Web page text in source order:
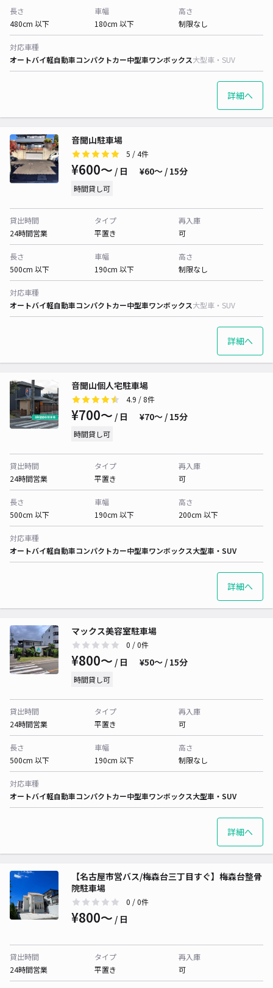
長さ
480cm 以下
車幅
180cm 以下
高さ
制限なし
対応車種
オートバイ軽自動車コンパクトカー中型車ワンボックス大型車・SUV
詳細へ
音聞山駐車場
5 / 4件
¥600〜 / 日 ¥60〜 / 15分
時間貸し可
貸出時間
24時間営業
タイプ
平置き
再入庫
可
長さ
500cm 以下
車幅
190cm 以下
高さ
制限なし
対応車種
オートバイ軽自動車コンパクトカー中型車ワンボックス大型車・SUV
詳細へ
音聞山個人宅駐車場
4.9 / 8件
¥700〜 / 日 ¥70〜 / 15分
時間貸し可
貸出時間
24時間営業
タイプ
平置き
再入庫
可
長さ
500cm 以下
車幅
190cm 以下
高さ
200cm 以下
対応車種
オートバイ軽自動車コンパクトカー中型車ワンボックス大型車・SUV
詳細へ
マックス美容室駐車場
0 / 0件
¥800〜 / 日 ¥50〜 / 15分
時間貸し可
貸出時間
24時間営業
タイプ
平置き
再入庫
可
長さ
500cm 以下
車幅
190cm 以下
高さ
制限なし
対応車種
オートバイ軽自動車コンパクトカー中型車ワンボックス大型車・SUV
詳細へ
【名古屋市営バス/梅森台三丁目すぐ】梅森台整骨
院駐車場
0 / 0件
¥800〜 / 日
貸出時間
24時間営業
タイプ
平置き
再入庫
可